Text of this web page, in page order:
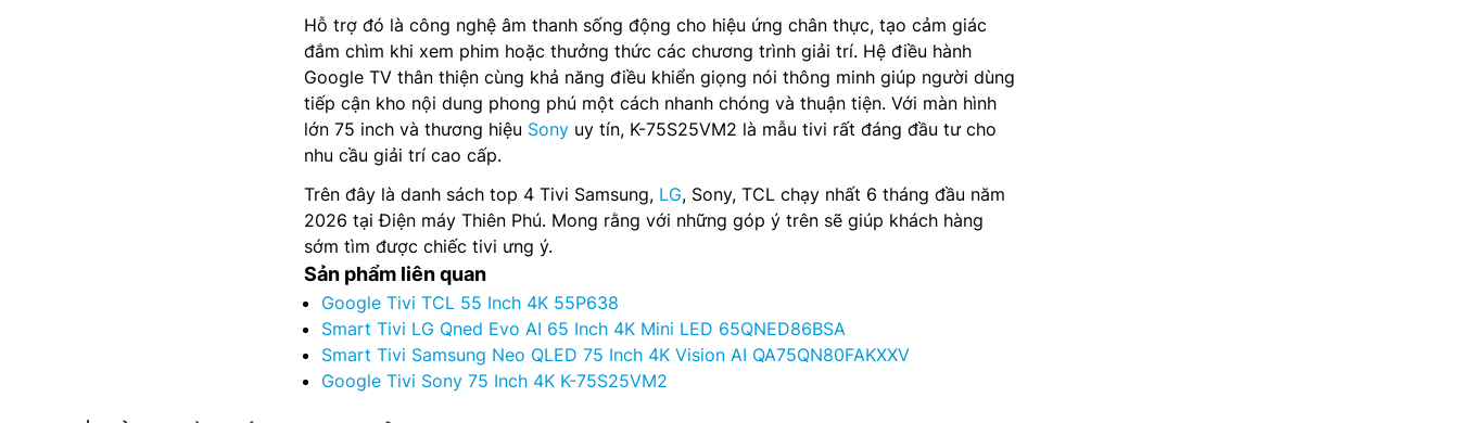
Hỗ trợ đó là công nghệ âm thanh sống động cho hiệu ứng chân thực, tạo cảm giác
đắm chìm khi xem phim hoặc thưởng thức các chương trình giải trí. Hệ điều hành
Google TV thân thiện cùng khả năng điều khiển giọng nói thông minh giúp người dùng
tiếp cận kho nội dung phong phú một cách nhanh chóng và thuận tiện. Với màn hình
lớn 75 inch và thương hiệu Sony uy tín, K-75S25VM2 là mẫu tivi rất đáng đầu tư cho
nhu cầu giải trí cao cấp.
Trên đây là danh sách top 4 Tivi Samsung, LG, Sony, TCL chạy nhất 6 tháng đầu năm
2026 tại Điện máy Thiên Phú. Mong rằng với những góp ý trên sẽ giúp khách hàng
sớm tìm được chiếc tivi ưng ý.
Sản phẩm liên quan
Google Tivi TCL 55 Inch 4K 55P638
Smart Tivi LG Qned Evo AI 65 Inch 4K Mini LED 65QNED86BSA
Smart Tivi Samsung Neo QLED 75 Inch 4K Vision AI QA75QN80FAKXXV
Google Tivi Sony 75 Inch 4K K-75S25VM2